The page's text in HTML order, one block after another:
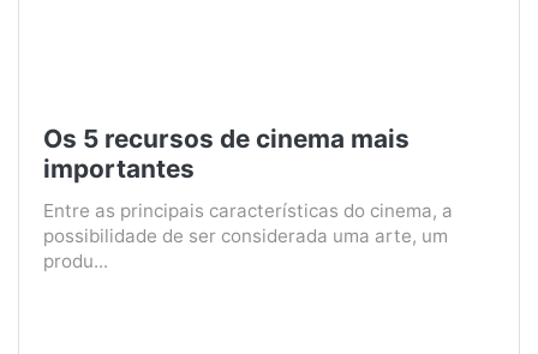
Os 5 recursos de cinema mais
importantes
Entre as principais características do cinema, a
possibilidade de ser considerada uma arte, um
produ...